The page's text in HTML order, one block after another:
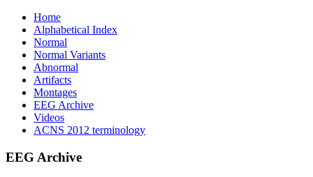
Home
Alphabetical Index
Normal
Normal Variants
Abnormal
Artifacts
Montages
EEG Archive
Videos
ACNS 2012 terminology
EEG Archive